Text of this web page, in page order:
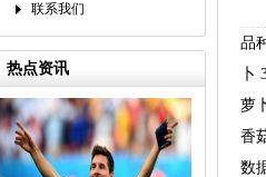
联系我们
热点资讯
品
卜
萝
香
数